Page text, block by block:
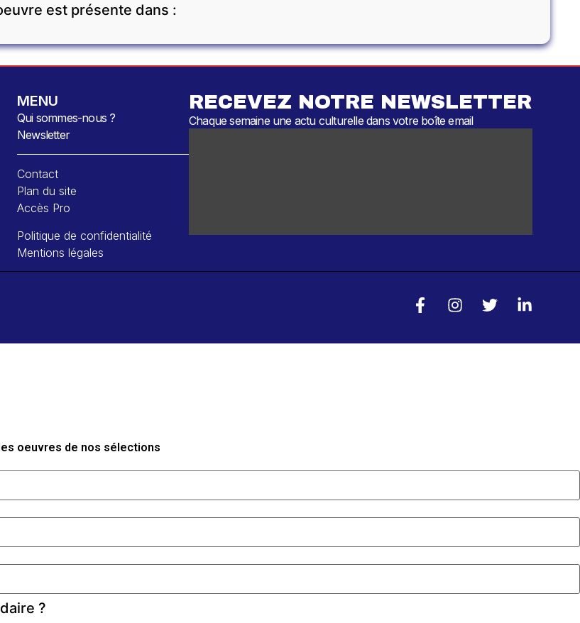
est présente dans :
MENU
Qui sommes-nous ?
Newsletter
Contact
Plan du site
Accès Pro
Politique de confidentialité
Mentions légales
RECEVEZ NOTRE NEWSLETTER
Chaque semaine une actu culturelle dans votre boîte email
oeuvres de nos sélections
?